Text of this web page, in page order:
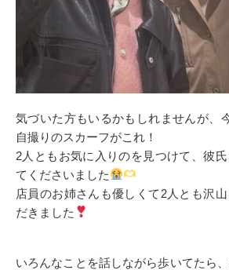
気づいた方もいるかもしれませんが、
自撮りのスカーフがこれ！
2人ともお気に入りのを見つけて、彼
てくださいました
店員のお姉さんも優しくて2人とも沢
だきました
いろんなことを話しながら歩いてたら